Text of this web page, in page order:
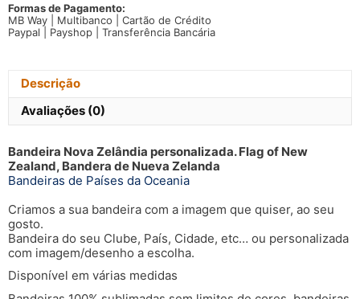
Zelândia
Formas de Pagamento:
MB Way | Multibanco | Cartão de Crédito
Paypal | Payshop | Transferência Bancária
Descrição
Avaliações (0)
Bandeira Nova Zelândia personalizada. Flag of New
Zealand, Bandera de Nueva Zelanda
Bandeiras de Países da Oceania
Criamos a sua bandeira com a imagem que quiser, ao seu
gosto.
Bandeira do seu Clube, País, Cidade, etc… ou personalizada
com imagem/desenho a escolha.
Disponível em várias medidas